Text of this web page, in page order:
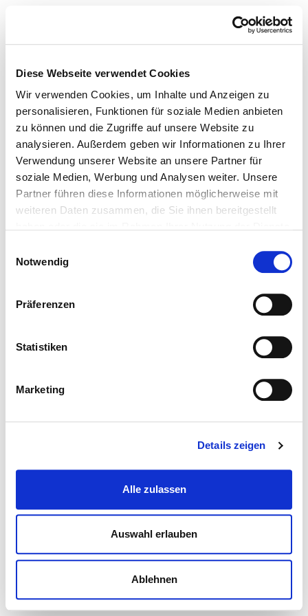
Diese Webseite verwendet Cookies
Wir verwenden Cookies, um Inhalte und Anzeigen zu
personalisieren, Funktionen für soziale Medien anbieten
zu können und die Zugriffe auf unsere Website zu
analysieren. Außerdem geben wir Informationen zu Ihrer
Verwendung unserer Website an unsere Partner für
soziale Medien, Werbung und Analysen weiter. Unsere
Partner führen diese Informationen möglicherweise mit
weiteren Daten zusammen, die Sie ihnen bereitgestellt
Notwendig
Präferenzen
Statistiken
Marketing
Details zeigen
Alle zulassen
Auswahl erlauben
Ablehnen